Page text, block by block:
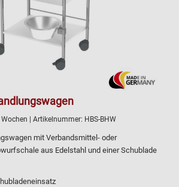
| Artikelnummer: HBS-BHW
mit Verbandsmittel- oder
aus Edelstahl und einer Schublade